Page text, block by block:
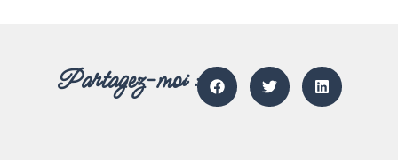
Partagez-moi :